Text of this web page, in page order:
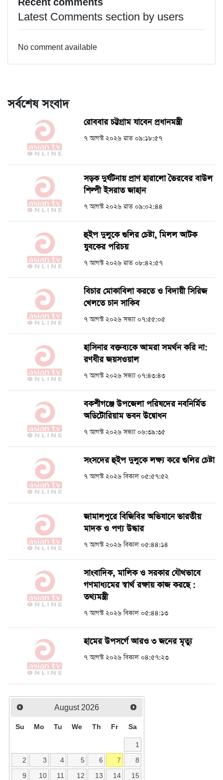
Recent comments
Latest Comments section by users
No comment available
সর্বশেষ সংবাদ
রোববার চট্টগ্রাম যাবেন প্রধানমন্ত্রী
৭ আগস্ট ২০২৬ রাত ০৯:১৮:৫৭
সড়ক দুর্ঘটনায় প্রাণ হারালো ভৈরবের বাউল
শিল্পী ইসরাত জাহান
৭ আগস্ট ২০২৬ রাত ০৯:০২:৪৪
হুইপ দুলুকে গুলির চেষ্টা, ‍মিলল আটক
যুবকের পরিচয়
৭ আগস্ট ২০২৬ রাত ০৮:৪২:৫৭
বিচার মোকাবিলা করতে ও বিদায়ী সিরিজ
খেলতে চান সাকিব
৭ আগস্ট ২০২৬ সন্ধ্যা ০৭:৫৫:০৫
হাসিনার বক্তব্যকে আমরা সমর্থন করি না:
রণধীর জয়সওয়াল
৭ আগস্ট ২০২৬ সন্ধ্যা ০৭:৪৩:৪৩
বকশীগঞ্জে উপজেলা পরিষদের নবনির্মিত
অডিটোরিয়াম ভবন উদ্বোধন
৭ আগস্ট ২০২৬ সন্ধ্যা ০৬:৩৯:৩৫
সংসদের হুইপ দুলুকে লক্ষ্য করে গুলির চেষ্টা
৭ আগস্ট ২০২৬ বিকাল ০৫:৫৭:৫২
জামালপুরে বিজিবির অভিযানে ভারতীয়
মাদক ও পণ্য উদ্ধার
৭ আগস্ট ২০২৬ বিকাল ০৫:৪৪:১৪
সাংবাদিক, মালিক ও সরকার যৌথভাবে
গণমাধ্যমের স্বার্থ রক্ষায় কাজ করছে :
তথ্যমন্ত্রী
৭ আগস্ট ২০২৬ বিকাল ০৫:৪৪:১৩
হামের উপসর্গে আরও ৩ জনের মৃত্যু
৭ আগস্ট ২০২৬ বিকাল ০৪:৫৭:২৩
August 2026
Su Mo Tu We Th Fr Sa
1
2
3 4 5 6 7
8
9
10 11 12 13 14
15